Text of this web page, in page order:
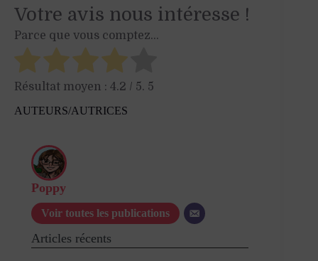
Votre avis nous intéresse !
Parce que vous comptez...
Résultat moyen : 4.2 / 5. 5
AUTEURS/AUTRICES
Poppy
Voir toutes les publications
Articles récents